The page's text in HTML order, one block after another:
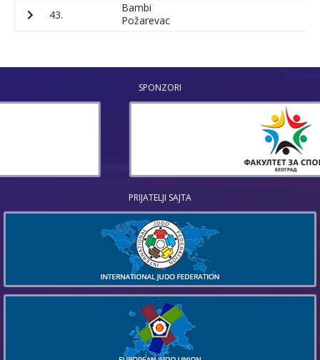
43.
Bambi
Požarevac
SPONZORI
PRIJATELJI SAJTA